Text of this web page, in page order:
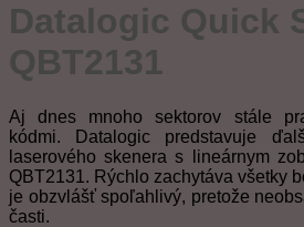
Datalogic Quick
QBT2131
Aj dnes mnoho sektorov stále
kódmi. Datalogic predstavuje
laserového skenera s lineárnym
QBT2131. Rýchlo zachytáva všetky
je obzvlášť spoľahlivý, pretože
časti.